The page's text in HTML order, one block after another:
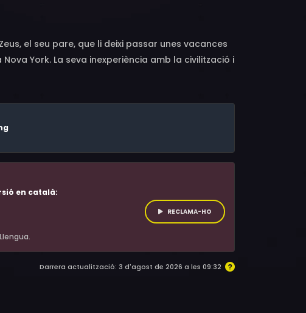
el seu pare, que li deixi passar unes vacances
York. La seva inexperiència amb la civilització i
d'un professor l'ajuda a adaptar-s'hi. El pitjor
quedar més temps, fins i tot quan el seu pare
en català:
RECLAMA-HO
Darrera actualització: 3 d'agost de 2026 a les 09:32